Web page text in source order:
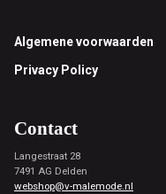
Footer
Algemene voorwaarden
Privacy Policy
Contact
Langestraat 28
7491 AG Delden
webshop@v-malemode.nl